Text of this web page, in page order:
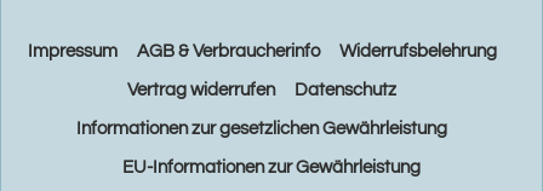
Impressum AGB & Verbraucherinfo Widerrufsbelehrung
Vertrag widerrufen Datenschutz
Informationen zur gesetzlichen Gewährleistung
EU-Informationen zur Gewährleistung